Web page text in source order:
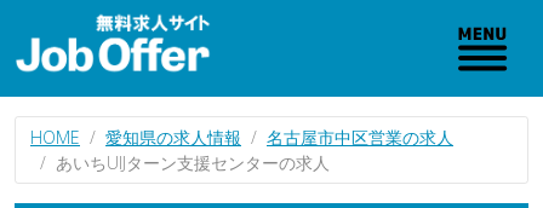
HOME 愛知県の求人情報
名古屋市中区営業の求人
あいちUIJターン支援センターの求人